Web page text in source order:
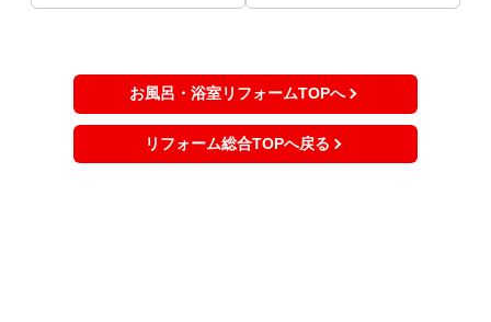
お風呂・浴室リフォームTOPへ
リフォーム総合TOPへ戻る